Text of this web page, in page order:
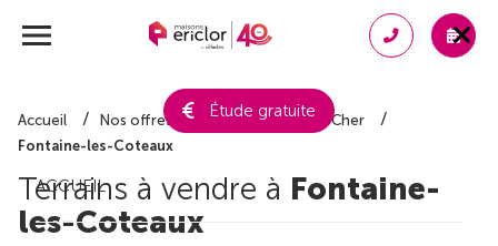
Étude gratuite
ACCUEIL
Accueil Nos offres de terrain
Loir-et-Cher
Fontaine-les-Coteaux
Terrains à vendre à Fontaine-
les-Coteaux